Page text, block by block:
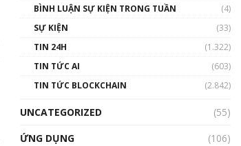
Talkshow 14: MemeCoin –
BÌNH LUẬN SỰ KIỆN TRONG TUẦN
(4)
SỰ KIỆN
(33)
TIN 24H
(1.322)
TIN TỨC AI
(603)
TIN TỨC BLOCKCHAIN
(2.842)
UNCATEGORIZED
(55)
ỨNG DỤNG
(106)